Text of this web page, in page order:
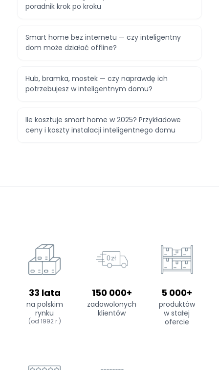
poradnik krok po kroku
Smart home bez internetu — czy inteligentny
dom może działać offline?
Hub, bramka, mostek — czy naprawdę ich
potrzebujesz w inteligentnym domu?
Ile kosztuje smart home w 2025? Przykładowe
ceny i koszty instalacji inteligentnego domu
33 lata
na polskim
rynku
(od 1992 r.)
150 000+
zadowolonych
klientów
5 000+
produktów
w stałej
ofercie